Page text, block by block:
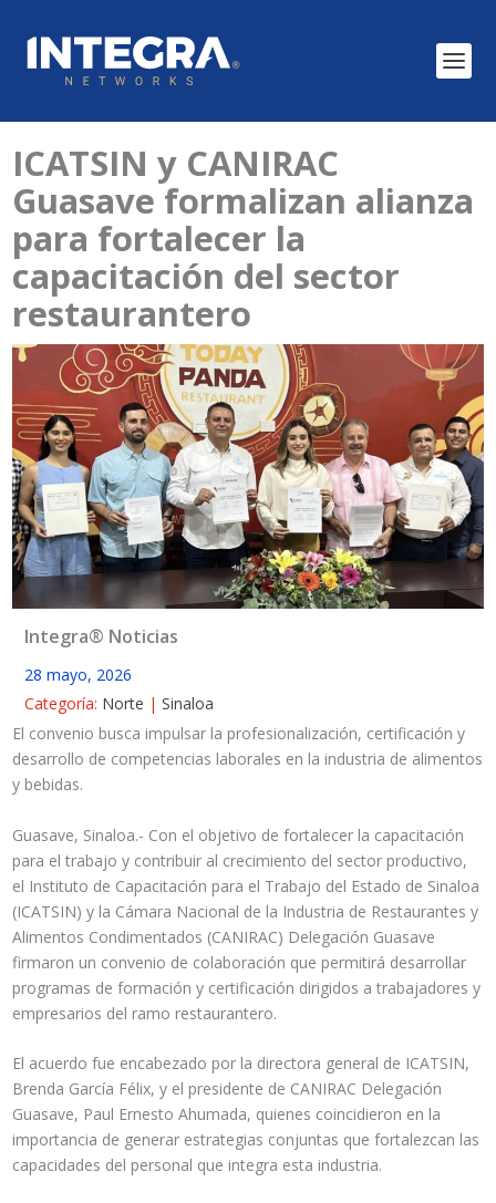
ICATSIN y CANIRAC
Guasave formalizan alianza
para fortalecer la
capacitación del sector
restaurantero
Integra® Noticias
28 mayo, 2026
Categoría: Norte |Sinaloa
El convenio busca impulsar la profesionalización, certificación y
desarrollo de competencias laborales en la industria de alimentos
y bebidas.
Guasave, Sinaloa.- Con el objetivo de fortalecer la capacitación
para el trabajo y contribuir al crecimiento del sector productivo,
el Instituto de Capacitación para el Trabajo del Estado de Sinaloa
(ICATSIN) y la Cámara Nacional de la Industria de Restaurantes y
Alimentos Condimentados (CANIRAC) Delegación Guasave
firmaron un convenio de colaboración que permitirá desarrollar
programas de formación y certificación dirigidos a trabajadores y
empresarios del ramo restaurantero.
El acuerdo fue encabezado por la directora general de ICATSIN,
Brenda García Félix, y el presidente de CANIRAC Delegación
Guasave, Paul Ernesto Ahumada, quienes coincidieron en la
importancia de generar estrategias conjuntas que fortalezcan las
capacidades del personal que integra esta industria.